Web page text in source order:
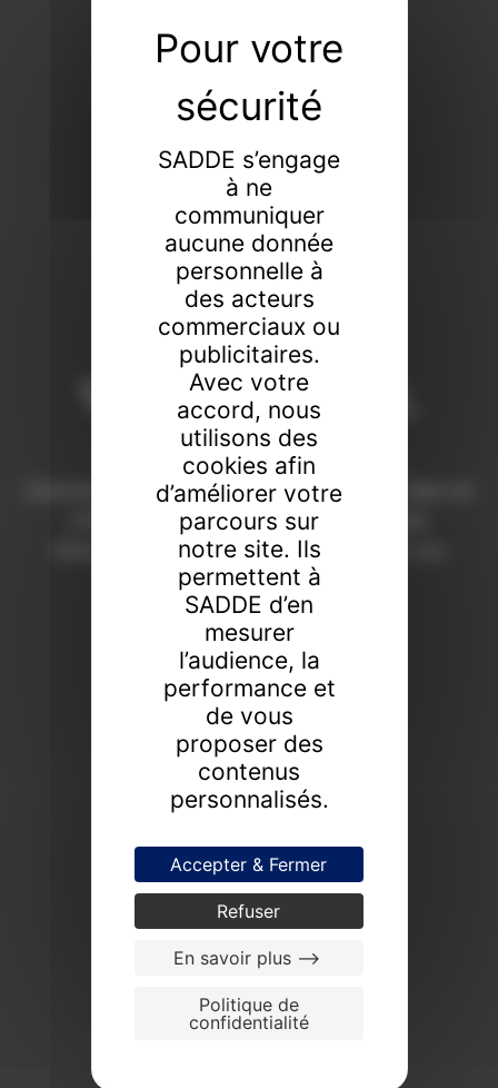
Vendeur de tout,
faiseur de rien
Commissaires-priseurs de père en fils à Dijon et
Chaumont depuis 1908. Une expertise
d’excellence pour révéler la valeur de vos
collections.
FAIRE ESTIMER UN BIEN
PROCHAINES VENTES
SADDE s’engage
à ne
communiquer
aucune donnée
personnelle à
des acteurs
commerciaux ou
publicitaires.
Avec votre
accord, nous
utilisons des
cookies afin
d’améliorer votre
parcours sur
notre site. Ils
permettent à
SADDE d’en
mesurer
l’audience, la
performance et
de vous
proposer des
contenus
personnalisés.
Accepter & Fermer
Refuser
En savoir plus -->
Politique de
confidentialité